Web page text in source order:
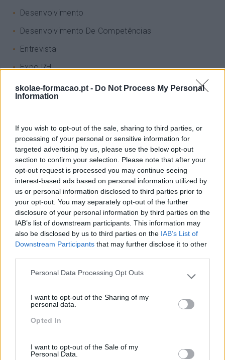
skolae-formacao.pt - Do Not Process My Personal
Information
If you wish to opt-out of the sale, sharing to third parties, or
processing of your personal or sensitive information for
targeted advertising by us, please use the below opt-out
section to confirm your selection. Please note that after your
opt-out request is processed you may continue seeing
interest-based ads based on personal information utilized by
us or personal information disclosed to third parties prior to
your opt-out. You may separately opt-out of the further
disclosure of your personal information by third parties on the
IAB’s list of downstream participants. This information may
also be disclosed by us to third parties on the IAB’s List of
Downstream Participants that may further disclose it to other
Please note that this website/app uses one or more Google
not limited to your visit or usage behaviour. You may click to
grant or deny consent to Google and its third-party tags to
use your data for below specified purposes in below Google
Personal Data Processing Opt Outs
I want to opt-out of the Sharing of my
personal data.
Opted In
I want to opt-out of the Sale of my
Personal Data.
Desenvolvimento
Desenvolvimento De Competências
Entrevista
Expo RH
IA
Keep In Mind
Liderança
Mudança
Perspetivas
Pessoas
PORTO RH MEETING
Recursos Humanos
Team Building
Tecnologias De Informação